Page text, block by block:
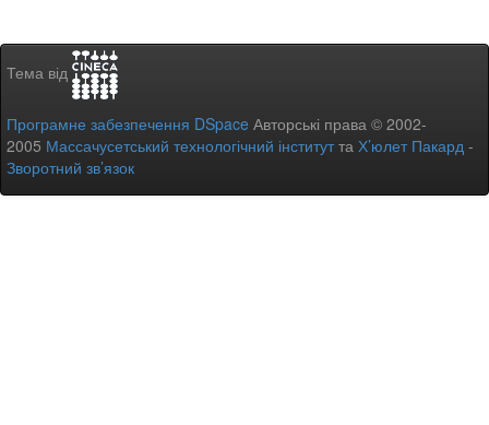
Тема від
Програмне забезпечення DSpace Авторські права © 2002-
2005 Массачусетський технологічний інститутта Х’юлет Пакард -
Зворотний зв’язок